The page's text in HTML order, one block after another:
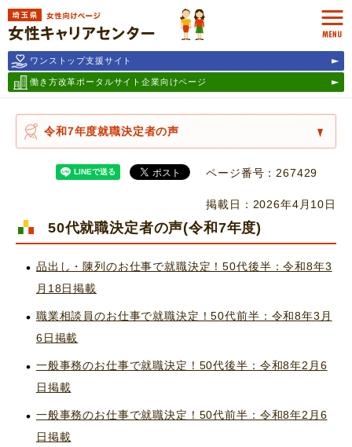
埼玉県女性キャリアセンター
ワンストップ支援サイト
働き方改革ポータルサイト企業向けページ
令和7年度就職決定者の声
ページ番号：267429
掲載日：2026年4月10日
50代就職決定者の声(令和7年度)
品出し・陳列のお仕事で就職決定！50代後半：令和8年3
月18日掲載
職業相談員のお仕事で就職決定！50代前半：令和8年3月
6日掲載
一般事務のお仕事で就職決定！50代後半：令和8年2月6
日掲載
一般事務のお仕事で就職決定！50代前半：令和8年2月6
日掲載